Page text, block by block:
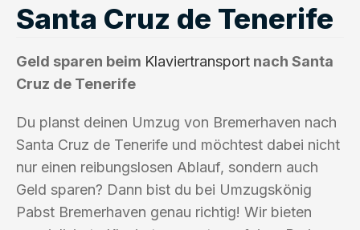
Santa Cruz de Tenerife
Geld sparen beim Klaviertransport nach Santa
Cruz de Tenerife
Du planst deinen Umzug von Bremerhaven nach
Santa Cruz de Tenerife und möchtest dabei nicht
nur einen reibungslosen Ablauf, sondern auch
Geld sparen? Dann bist du bei Umzugskönig
Pabst Bremerhaven genau richtig! Wir bieten